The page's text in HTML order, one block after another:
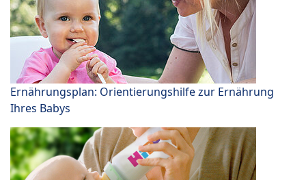
Ernährungsplan: Orientierungshilfe zur Ernährung
Ihres Babys